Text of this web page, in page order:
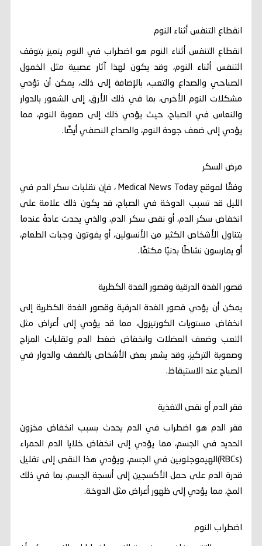
انقطاع التنفس أثناء النوم
انقطاع التنفس أثناء النوم هو اضطراب في النوم يتميز بتوقف
التنفس أثناء النوم، وقد يكون لهذا آثار عصبية مثل الخمول
الصباحي والصداع والتعب، بالإضافة إلى ذلك، يمكن أن تؤدي
مشكلات النوم الأخرى، بما في ذلك الأرق، إلى الشعور بالدوار
والنعاس في الصباح، حيث يؤدي ذلك إلى صعوبة النوم، مما
يؤدي إلى ضعف جودة النوم، والصداع النصفي أيضًا.
مرض السكر
وفقًا لموقع Medical News Today ، فإن تقلبات سكر الدم في
الليل قد تسبب الدوخة في الصباح، قد يكون ذلك علامة على
انخفاض سكر الدم، أو نقص سكر الدم، والذي يحدث عادةً عندما
يتناول الأشخاص الكثير من الأنسولين، أو يفوتون وجبات الطعام،
أو يمارسون نشاطًا بدنيًا مكثفًا.
قصور الغدة الدرقية وقصور الغدة الكظرية
يمكن أن يؤدي قصور الغدة الدرقية وقصور الغدة الكظرية إلى
انخفاض مستويات الكورتيزول، مما قد يؤدي إلى أعراض مثل
التعب وضعف العضلات وانخفاض ضغط الدم وتقلبات المزاج
وصعوبة التركيز، وقد يشعر بعض الأشخاص بالضعف والدوار في
الصباح عند الاستيقاظ.
فقر الدم أو نقص التغذية
فقر الدم هو اضطراب في الدم يحدث بسبب انخفاض مخزون
الحديد في الجسم، مما يؤدي إلى انخفاض خلايا الدم الحمراء
(RBCs)الهيموجلوبين في الجسم، ويؤدي هذا النقص إلى تقليل
قدرة الدم على حمل الأكسجين إلى أنسجة الجسم، بما في ذلك
المخ، مما يؤدي إلى ظهور أعراض مثل الدوخة.
اضطراب النوم